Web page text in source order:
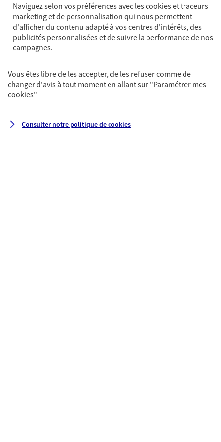
06 78 57 20 91
NOUS CONTACTER
N° Orias * (orias.fr) : 26005784
Naviguez selon vos préférences avec lescookies et traceurs
marketing et de personnalisation qui nous permettent
d'afficher du contenu adapté à vos centres d'intérêts, des
publicités personnalisées et de suivre la performance de nos
campagnes.
Vous êtes libre de les accepter, de les refuser comme de
changer d'avis à tout moment en allant sur "Paramétrer mes
cookies"
Consulter notre politique decookies